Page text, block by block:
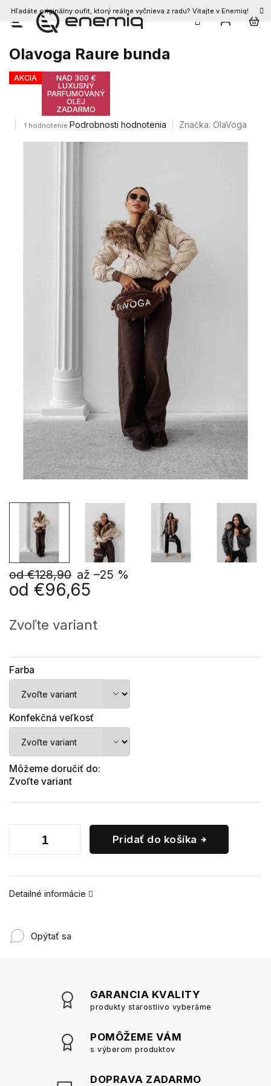
Prejsť
obsah
Hľadáte originálny oufit, ktorý reálne vyčnieva z radu? Vitajte v Enemiq!
Olavoga Raure bunda
AKCIA
NAD 300 €
LUXUSNÝ
PARFUMOVANÝ
OLEJ
ZADARMO
Priemerné
1 hodnotenie Podrobnosti hodnotenia Značka: OlaVoga
od €128,90 až –25 %
od €96,65
cena:
Zvoľte variant
Farba
Konfekčná veľkosť
Môžeme doručiť do:
Zvoľte variant
Pridať do košíka
Detailné informácie
Opýtať sa
GARANCIA KVALITY
produkty starostlivo vyberáme
POMÔŽEME VÁM
s výberom produktov
DOPRAVA ZADARMO